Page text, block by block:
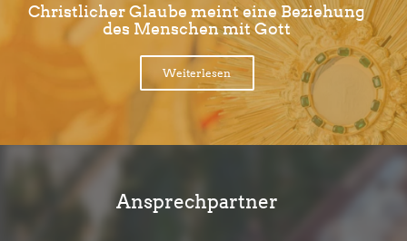
Christlicher Glaube meint eine Beziehung
des Menschen mit Gott
Weiterlesen
Ansprechpartner